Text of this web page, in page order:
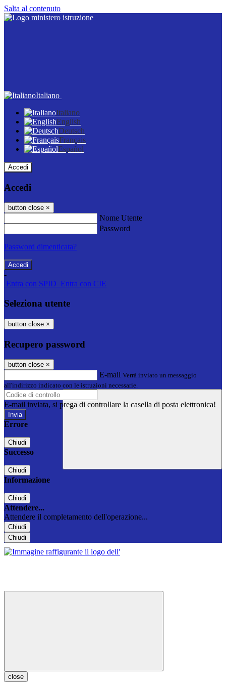
Salta al contenuto
Italiano
Italiano
English
Deutsch
Français
Español
Accedi
Accedi
button close ×
Nome Utente
Password
Password dimenticata?
-
Entra con SPID Entra con CIE
Seleziona utente
button close ×
Recupero password
button close ×
E-mail Verrà inviato un messaggio
all'indirizzo indicato con le istruzioni necessarie.
E-mail inviata, si prega di controllare la casella di posta elettronica!
Errore
Chiudi
Successo
Chiudi
Informazione
Chiudi
Attendere...
Attendere il completamento dell'operazione...
Chiudi
Chiudi
close